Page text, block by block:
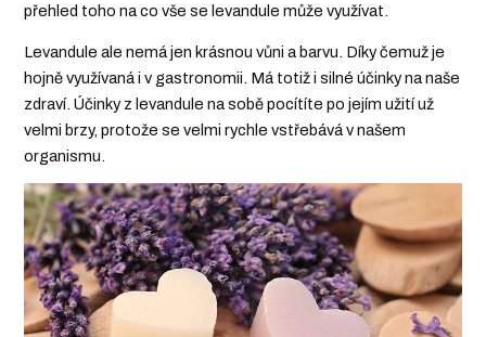
přehled toho na co vše se levandule může využívat.
Levandule ale nemá jen krásnou vůni a barvu. Díky čemuž je
hojně využívaná i v gastronomii. Má totiž i silné účinky na naše
zdraví. Účinky z levandule na sobě pocítíte po jejím užití už
velmi brzy, protože se velmi rychle vstřebává v našem
organismu.